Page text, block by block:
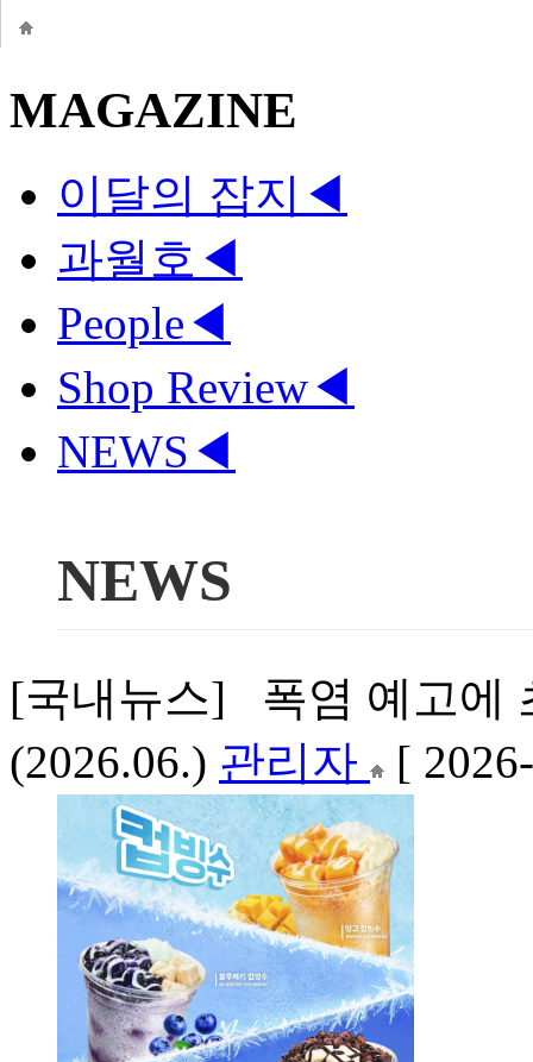
MAGAZINE
이달의 잡지 ◀
과월호 ◀
People◀
Shop Review◀
NEWS ◀
NEWS
[국내뉴스] 폭염 예고에
(2026.06.) 관리자 [